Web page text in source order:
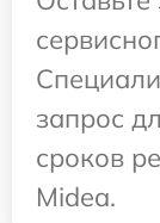
запрос
сроков
Midea.